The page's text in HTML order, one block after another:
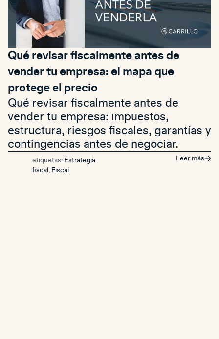
Qué revisar fiscalmente antes de
vender tu empresa: el mapa que
protege el precio
Qué revisar fiscalmente antes de
vender tu empresa: impuestos,
estructura, riesgos fiscales, garantías y
contingencias antes de negociar.
etiquetas: Estrategia
fiscal Fiscal
Leer más